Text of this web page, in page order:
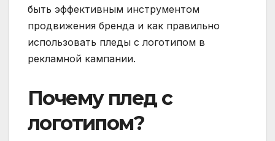
быть эффективным инструментом
продвижения бренда и как правильно
использовать пледы с логотипом в
рекламной кампании.
Почему плед с
логотипом?